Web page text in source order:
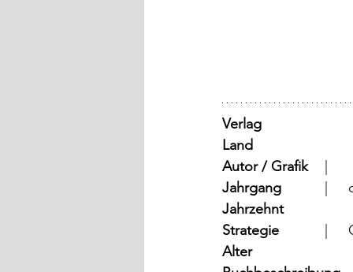
Verlag
Land
Autor / Grafik
Jahrgang
Jahrzehnt
Strategie
Alter